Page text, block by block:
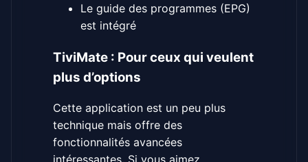
Le guide des programmes (EPG)
est intégré
TiviMate : Pour ceux qui veulent
plus d’options
Cette application est un peu plus
technique mais offre des
fonctionnalités avancées